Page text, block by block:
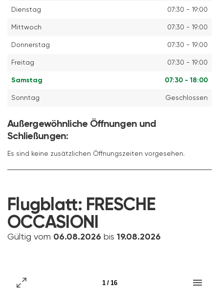
Dienstag 07:30 - 19:00
Mittwoch 07:30 - 19:00
Donnerstag 07:30 - 19:00
Freitag 07:30 - 19:00
Samstag 07:30 - 18:00
Sonntag Geschlossen
Außergewöhnliche Öffnungen und
Schließungen:
Es sind keine zusätzlichen Öffnungszeiten vorgesehen.
Flugblatt: FRESCHE
OCCASIONI
Gültig vom 06.08.2026 bis 19.08.2026